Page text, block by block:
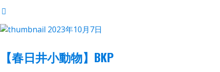
2023年10月7日
【春日井小動物】BKP